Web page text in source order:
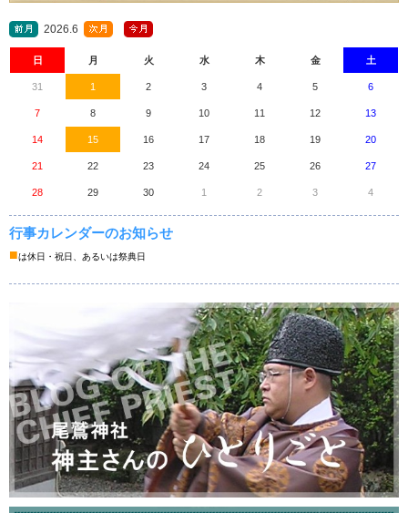
2026.6
日 月 火 水 木 金 土
31 1 2 3 4 5 6
7 8 9 10 11 12 13
14 15 16 17 18 19 20
21 22 23 24 25 26 27
28 29 30 1 2 3 4
行事カレンダーのお知らせ
■は休日・祝日、あるいは祭典日